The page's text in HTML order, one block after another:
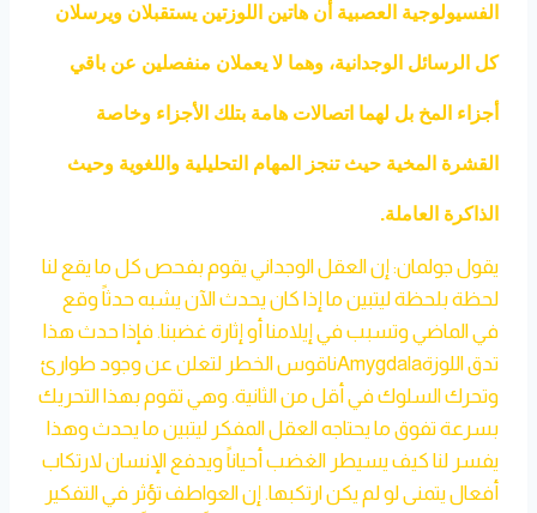
الفسيولوجية العصبية أن هاتين اللوزتين يستقبلان ويرسلان
كل الرسائل الوجدانية، وهما لا يعملان منفصلين عن باقي
أجزاء المخ بل لهما اتصالات هامة بتلك الأجزاء وخاصة
القشرة المخية حيث تنجز المهام التحليلية واللغوية وحيث
الذاكرة العاملة.
يقول جولمان: إن العقل الوجداني يقوم بفحص كل ما يقع لنا
لحظة بلحظة ليتبين ما إذا كان يحدث الآن يشبه حدثاً وقع
في الماضي وتسبب في إيلامنا أو إثارة غضبنا. فإذا حدث هذا
تدق اللوزةAmygdalaناقوس الخطر لتعلن عن وجود طوارئ
وتحرك السلوك في أقل من الثانية. وهي تقوم بهذا التحريك
بسرعة تفوق ما يحتاجه العقل المفكر ليتبين ما يحدث وهذا
يفسر لنا كيف يسيطر الغضب أحياناً ويدفع الإنسان لارتكاب
أفعال يتمنى لو لم يكن ارتكبها. إن العواطف تؤثر في التفكير